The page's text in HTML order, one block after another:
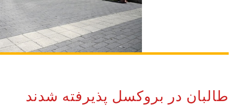
طالبان در بروکسل پذیرفته شدند